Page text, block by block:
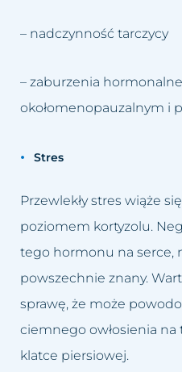
– nadczynność tarczycy
– zaburzenia
okołomenopauzalnym i
Stres
Przewlekły stres wiąże
poziomem kortyzolu.
tego hormonu na serce,
powszechnie znany.
sprawę, że może
ciemnego owłosienia na
klatce piersiowej.